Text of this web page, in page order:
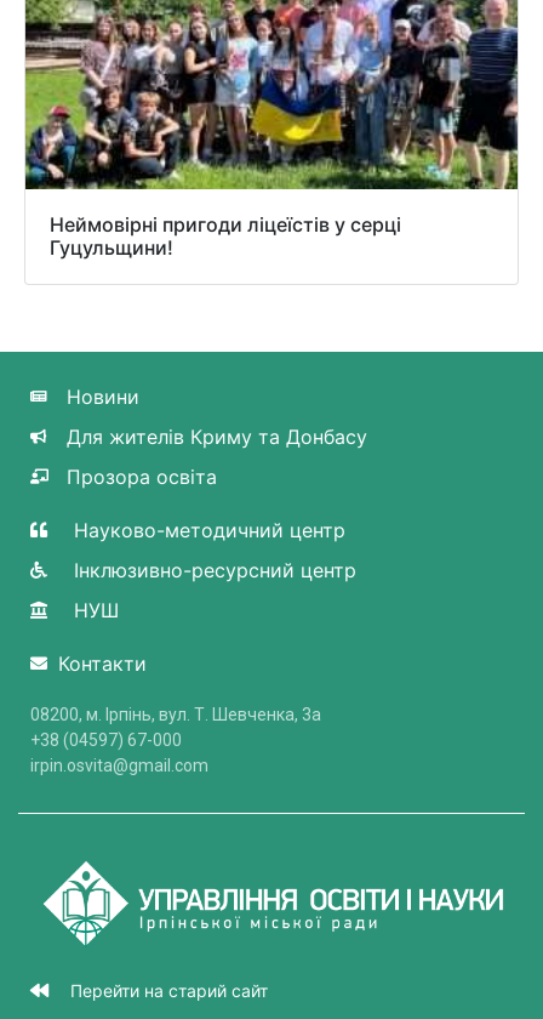
Неймовірні пригоди ліцеїстів у серці
Гуцульщини!
Новини
Для жителів Криму та Донбасу
Прозора освіта
Науково-методичний центр
Інклюзивно-ресурсний центр
НУШ
Контакти
08200, м. Ірпінь, вул. Т. Шевченка, 3a
+38 (04597) 67-000
irpin.osvita@gmail.com
Перейти на старий сайт